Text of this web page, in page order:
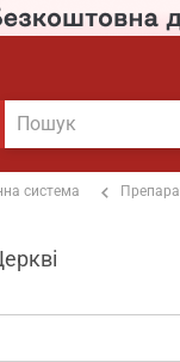
система